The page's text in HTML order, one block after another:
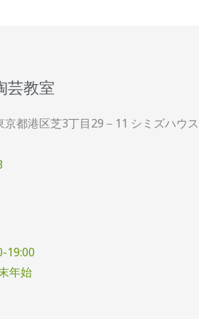
芸教室
京都港区芝3丁目29－11 シミズハウス
19:00
年始